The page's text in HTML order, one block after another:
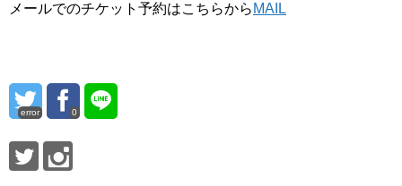
メールでのチケット予約はこちらから MAIL
error 0